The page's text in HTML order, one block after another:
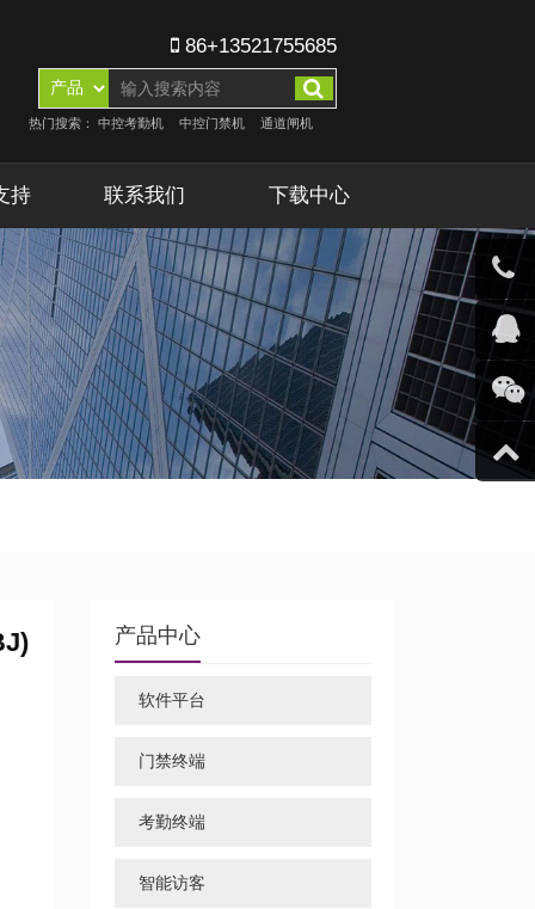
86+13521755685
热门搜索： 中控考勤机 中控门禁机 通道闸机
持 联系我们 下载中心
产品中心
软件平台
门禁终端
考勤终端
智能访客
客服微